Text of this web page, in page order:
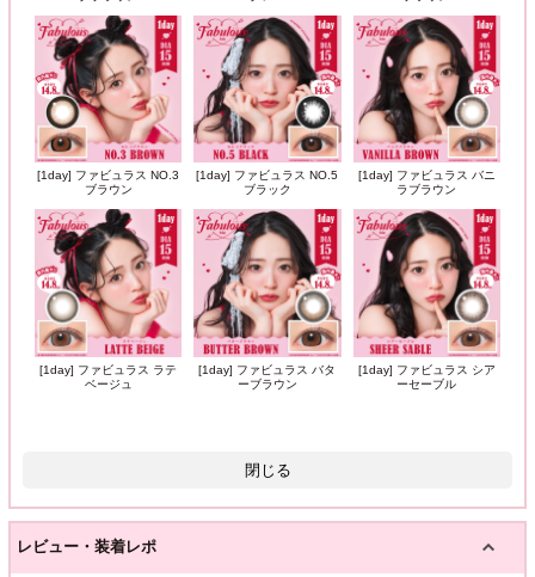
[1day] ファビュラス NO.3
ブラウン
[1day] ファビュラス NO.5
ブラック
[1day] ファビュラス バニ
ラブラウン
[1day] ファビュラス ラテ
ベージュ
[1day] ファビュラス バタ
ーブラウン
[1day] ファビュラス シア
ーセーブル
閉じる
レビュー・装着レポ